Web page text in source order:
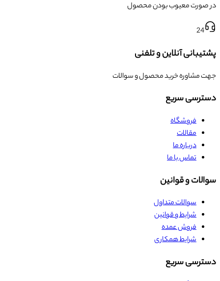
در صورت معیوب بودن محصول
24
پشتیبانی آنلاین و تلفنی
جهت مشاوره خرید محصول و سوالات
دسترسی سریع
فروشگاه
مقالات
درباره ما
تماس با ما
سوالات و قوانین
سوالات متداول
شرایط و قوانین
فروش عمده
شرایط همکاری
دسترسی سریع